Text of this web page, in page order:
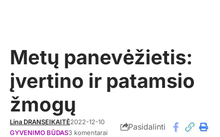
Metų panevėžietis:
įvertino ir patamsio
žmogų
Lina DRANSEIKAITĖ2022-12-10
GYVENIMO BŪDAS3 komentarai
Pasidalinti